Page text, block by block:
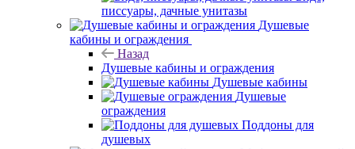
писсуары, дачные унитазы
Душевые
кабины и ограждения
Назад
Душевые кабины и ограждения
Душевые кабины
Душевые
ограждения
Поддоны для
душевых